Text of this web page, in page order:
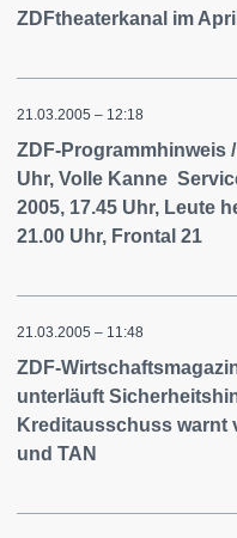
ZDFtheaterkanal im
21.03.2005 – 12:18
ZDF-Programmhinweis
Uhr, Volle Kanne 
2005, 17.45 Uhr, Leute
21.00 Uhr, Frontal 21
21.03.2005 – 11:48
ZDF-
unterläuft
Kreditausschuss warnt
und TAN